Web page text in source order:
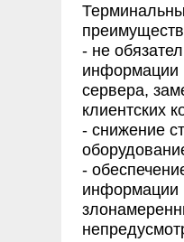
- не
информации
сервера,
клиентских
- снижение
-
информации